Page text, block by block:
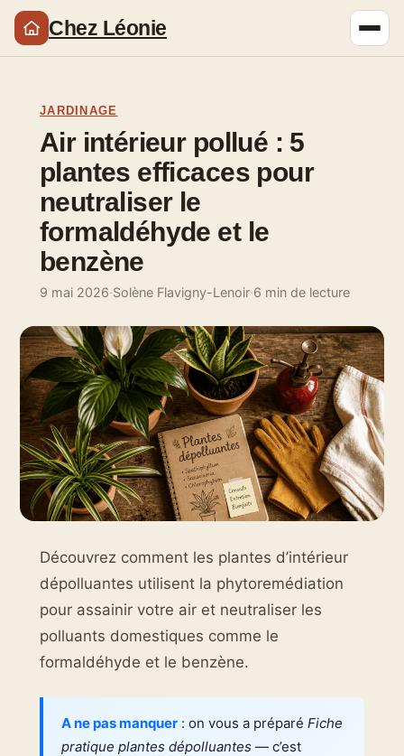
Chez Léonie
JARDINAGE
Air intérieur pollué : 5
plantes efficaces pour
neutraliser le
formaldéhyde et le
benzène
9 mai 2026·Solène Flavigny-Lenoir·6 min de lecture
Découvrez comment les plantes d’intérieur
dépolluantes utilisent la phytoremédiation
pour assainir votre air et neutraliser les
polluants domestiques comme le
formaldéhyde et le benzène.
A ne pas manquer : on vous a préparé Fiche
pratique plantes dépolluantes — c’est